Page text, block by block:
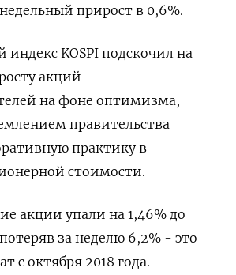
прирост в 0,6%.
KOSPI подскочил на
акций
на фоне оптимизма,
правительства
практику в
стоимости.
акции упали на 1,46% до
за неделю 6,2% - это
с октября 2018 года.